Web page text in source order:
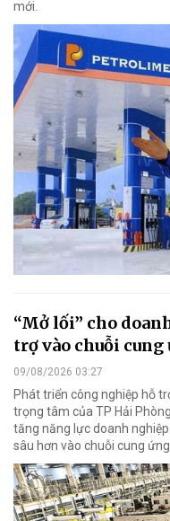
mới.
“Mở lối” cho
trợ vào chuỗi cung
09/08/2026 03:27
Phát triển công nghiệp hỗ
trọng tâm của TP Hải
tăng năng lực doanh
sâu hơn vào chuỗi cung